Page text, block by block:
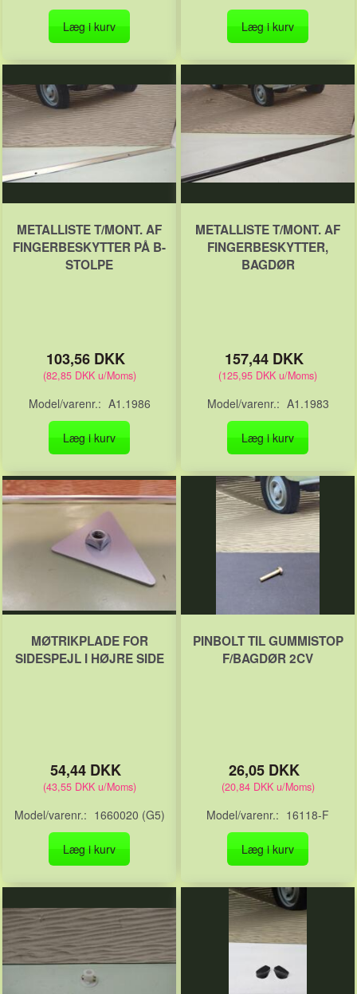
Læg i kurv Læg i kurv
METALLISTE T/MONT. AF
FINGERBESKYTTER PÅ B-
STOLPE
103,56 DKK
(82,85 DKKu/Moms)
Model/varenr.: A1.1986
Læg i kurv
METALLISTE T/MONT. AF
FINGERBESKYTTER,
BAGDØR
157,44 DKK
(125,95 DKK u/Moms)
Model/varenr.: A1.1983
Læg i kurv
MØTRIKPLADE FOR
SIDESPEJL I HØJRE SIDE
54,44 DKK
(43,55 DKKu/Moms)
Model/varenr.: 1660020 (G5)
Læg i kurv
PINBOLT TIL GUMMISTOP
F/BAGDØR 2CV
26,05 DKK
(20,84 DKKu/Moms)
Model/varenr.: 16118-F
Læg i kurv